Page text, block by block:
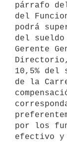
párrafo
del
podrá
del
Gerente
10,5% del
de la
por los
efectivo y